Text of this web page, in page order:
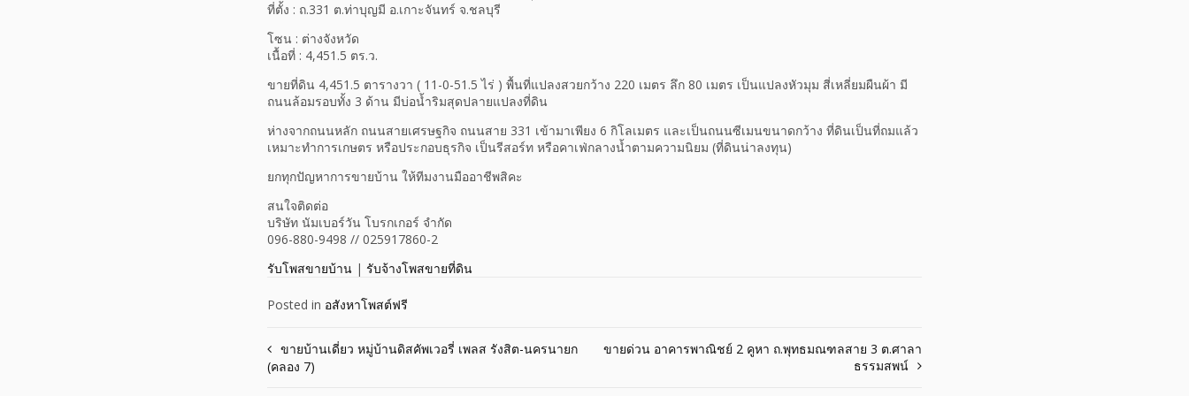
ที่ตั้ง : ถ.331 ต.ท่าบุญมี อ.เกาะจันทร์ จ.ชลบุรี
โซน : ต่างจังหวัด
เนื้อที่ : 4,451.5 ตร.ว.
ขายที่ดิน 4,451.5 ตารางวา ( 11-0-51.5 ไร่ ) พื้นที่แปลงสวยกว้าง 220 เมตร ลึก 80 เมตร เป็นแปลงหัวมุม สี่เหลี่ยมผืนผ้า มี
ถนนล้อมรอบทั้ง 3 ด้าน มีบ่อน้ำริมสุดปลายแปลงที่ดิน
ห่างจากถนนหลัก ถนนสายเศรษฐกิจ ถนนสาย 331 เข้ามาเพียง 6 กิโลเมตร และเป็นถนนซีเมนขนาดกว้าง ที่ดินเป็นที่ถมแล้ว
เหมาะทำการเกษตร หรือประกอบธุรกิจ เป็นรีสอร์ท หรือคาเฟ่กลางน้ำตามความนิยม (ที่ดินน่าลงทุน)
ยกทุกปัญหาการขายบ้าน ให้ทีมงานมืออาชีพสิคะ
สนใจติดต่อ
บริษัท นัมเบอร์วัน โบรกเกอร์ จำกัด
096-880-9498 // 025917860-2
รับโพสขายบ้าน | รับจ้างโพสขายที่ดิน
Posted in อสังหาโพสต์ฟรี
Post
navigation
ขายบ้านเดี่ยว หมู่บ้านดิสคัพเวอรี่ เพลส รังสิต-นครนายก
(คลอง 7)
ขายด่วน อาคารพาณิชย์ 2 คูหา ถ.พุทธมณฑลสาย 3 ต.ศาลา
ธรรมสพน์